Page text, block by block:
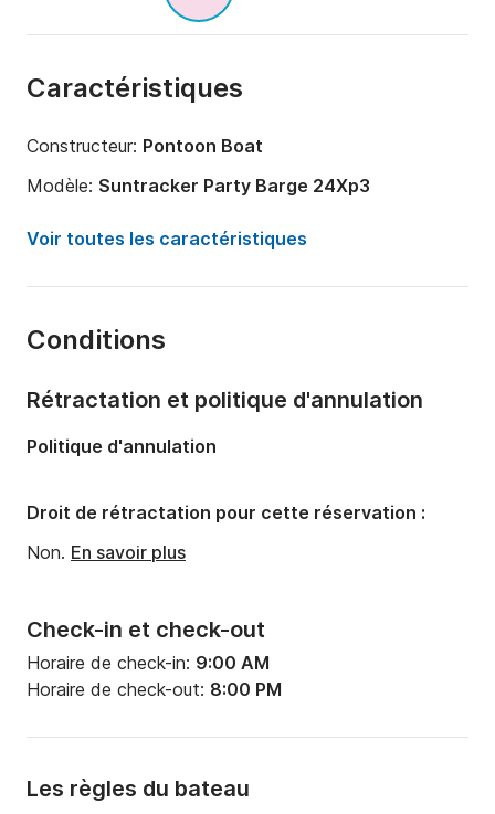
Caractéristiques
Constructeur: Pontoon Boat
Modèle: Suntracker Party Barge 24Xp3
Puissance moteur:
150cv
Capacité à bord:
Voir toutes les caractéristiques
Conditions
Check-in et check-out
Horaire de check-in: 9:00 AM
Horaire de check-out: 8:00 PM
Les règles du bateau
Rétractation et politique d'annulation
Politique d'annulation
Droit de rétractation pour cette réservation :
Non. En savoir plus